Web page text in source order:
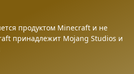
продуктом Minecraft и не
принадлежит Mojang Studios и